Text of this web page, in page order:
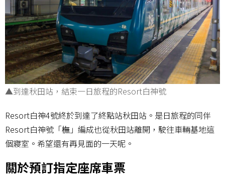
▲到達秋田站，結束一日旅程的Resort白神號
Resort白神4號終於到達了終點站秋田站。是日旅程的同伴
Resort白神號「橅」編成也從秋田站離開，駛往車輛基地這
個寢室。希望還有再見面的一天呢。
關於預訂指定座席車票